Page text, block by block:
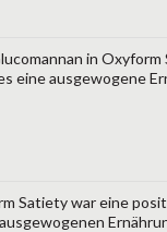
in
eine ausgewogene
Satiety war eine